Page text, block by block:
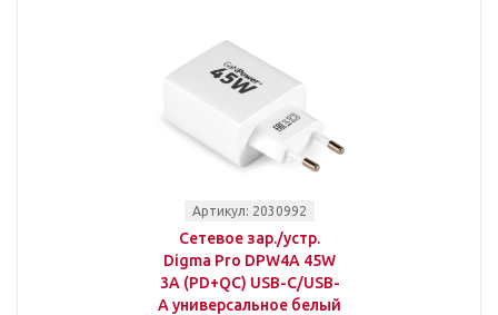
Артикул: 2030992
Сетевое зар./устр.
Digma Pro DPW4A 45W
3A (PD+QC) USB-C/USB-
A универсальное белый